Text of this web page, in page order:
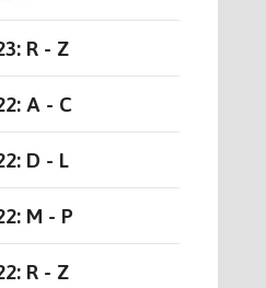
R - Z
A - C
D - L
M - P
R - Z